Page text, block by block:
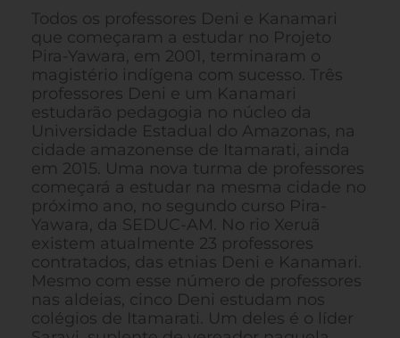
Todos os professores Deni e Kanamari
que começaram a estudar no Projeto
Pira-Yawara, em 2001, terminaram o
magistério indígena com sucesso. Três
professores Deni e um Kanamari
estudarão pedagogia no núcleo da
Universidade Estadual do Amazonas, na
cidade amazonense de Itamarati, ainda
em 2015. Uma nova turma de professores
começará a estudar na mesma cidade no
próximo ano, no segundo curso Pira-
Yawara, da SEDUC-AM. No rio Xeruã
existem atualmente 23 professores
contratados, das etnias Deni e Kanamari.
Mesmo com esse número de professores
nas aldeias, cinco Deni estudam nos
colégios de Itamarati. Um deles é o líder